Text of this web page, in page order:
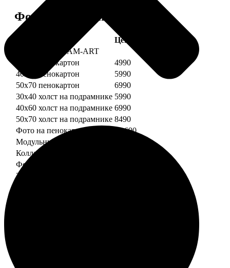
Форматы и цены
Цена, руб.
Картины DREAM-ART
30х40 пенокартон
4990
40х60 пенокартон
5990
50х70 пенокартон
6990
30х40 холст на подрамнике 5990
40х60 холст на подрамнике 6990
50х70 холст на подрамнике 8490
Фото на пенокартоне
от 690
Модульный пенокартон
Коллаж на пенокартоне
ФотоМозаика
30х40 пенокартон